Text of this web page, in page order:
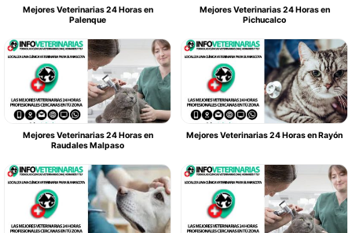
Mejores Veterinarias 24 Horas en
Palenque
Mejores Veterinarias 24 Horas en
Pichucalco
Mejores Veterinarias 24 Horas en
Raudales Malpaso
Mejores Veterinarias 24 Horas en Rayón